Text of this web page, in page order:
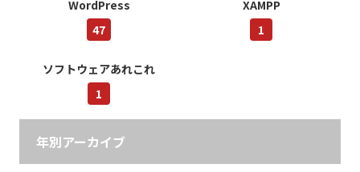
WordPress
47
XAMPP
1
ソフトウェアあれこれ
1
年別アーカイブ